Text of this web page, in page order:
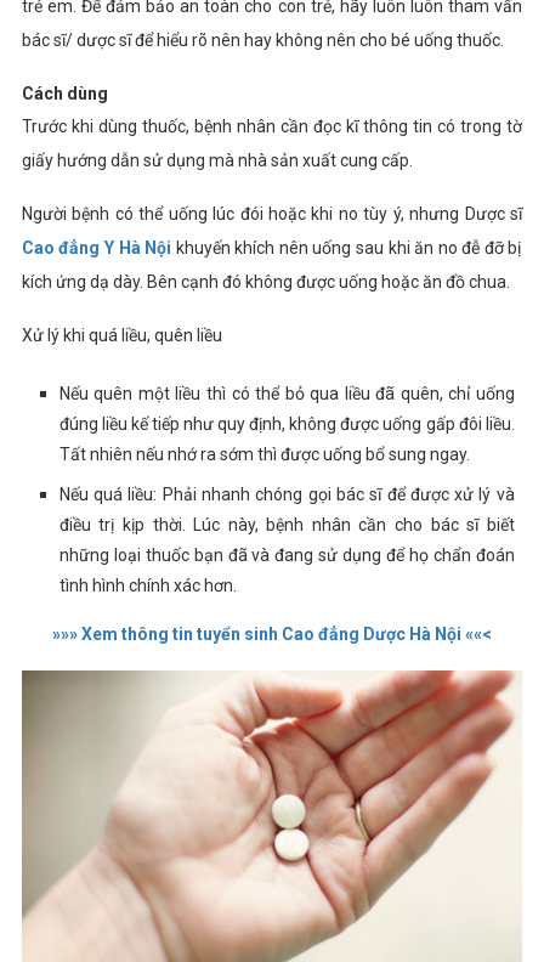
trẻ em. Để đảm bảo an toàn cho con trẻ, hãy luôn luôn tham vấn
bác sĩ/ dược sĩ để hiểu rõ nên hay không nên cho bé uống thuốc.
Cách dùng
Trước khi dùng thuốc, bệnh nhân cần đọc kĩ thông tin có trong tờ
giấy hướng dẫn sử dụng mà nhà sản xuất cung cấp.
Người bệnh có thể uống lúc đói hoặc khi no tùy ý, nhưng Dược sĩ
Cao đẳng Y Hà Nội khuyến khích nên uống sau khi ăn no đễ đỡ bị
kích ứng dạ dày. Bên cạnh đó không được uống hoặc ăn đồ chua.
Xử lý khi quá liều, quên liều
Nếu quên một liều thì có thể bỏ qua liều đã quên, chỉ uống
đúng liều kế tiếp như quy định, không được uống gấp đôi liều.
Tất nhiên nếu nhớ ra sớm thì được uống bổ sung ngay.
Nếu quá liều: Phải nhanh chóng gọi bác sĩ để được xử lý và
điều trị kịp thời. Lúc này, bệnh nhân cần cho bác sĩ biết
những loại thuốc bạn đã và đang sử dụng để họ chẩn đoán
tình hình chính xác hơn.
»»» Xem thông tin tuyển sinh Cao đẳng Dược Hà Nội ««<